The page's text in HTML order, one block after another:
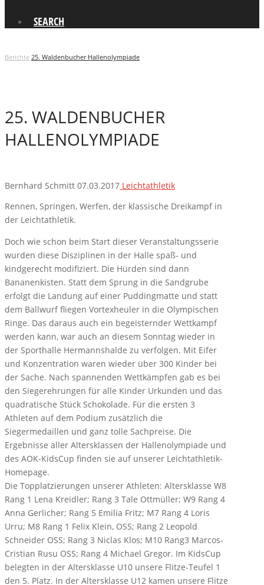
SEARCH
Berichte 25. Waldenbucher Hallenolympiade
25. WALDENBUCHER
HALLENOLYMPIADE
Bernhard Schmitt 07.03.2017 Leichtathletik
Rennen, Springen, Werfen, der klassische Dreikampf in
der Leichtathletik.
Doch wie schon beim Start dieser Veranstaltungsserie
wurden diese Disziplinen in der Halle spaß- und
kindgerecht modifiziert. Die Hürden sind dann
Bananenkisten. Statt dem Sprung in die Sandgrube
erfolgt die Landung auf einer Puddingmatte und statt
dem Ballwurf fliegen Vortexheuler in die Olympischen
Ringe. Das daraus auch ein begeisternder Wettkampf
werden kann, war auch an diesem Sonntag wieder in
der Sporthalle Hermannshalde zu verfolgen. Mit Eifer
und Konzentration waren wieder über 300 Kinder bei
der Sache. Nach spannenden Wettkämpfen gab es bei
den Siegerehrungen für alle Kinder Urkunden und das
quadratische Stück Schokolade. Für die ersten 3
Athleten auf dem Podium zusätzlich die
Siegermedaillen und ganz tolle Sachpreise. Die
Ergebnisse aller Altersklassen der Hallenolympiade und
des AOK-KidsCup finden sie auf unserer Leichtathletik-
Homepage.
Die Topplatzierungen unserer Athleten: Altersklasse W8
Rang 1 Lena Kreidler; Rang 3 Tale Ottmüller; W9 Rang 4
Anna Gerlicher; Rang 5 Emilia Fritz; M7 Rang 4 Loris
Urru; M8 Rang 1 Felix Klein, OSS; Rang 2 Leopold
Schneider OSS; Rang 3 Niclas Klos; M10 Rang3 Marcos-
Cristian Rusu OSS; Rang 4 Michael Gregor. Im KidsCup
belegten in der Altersklasse U10 unsere Flitze-Teufel 1
den 5. Platz. In der Altersklasse U12 kamen unsere Flitze